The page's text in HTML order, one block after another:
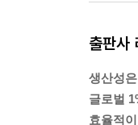
지만 완
는 것이
--- 「제3
출판사
생산성
글로벌
효율적